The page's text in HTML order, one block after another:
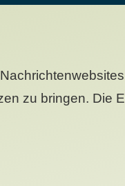
zu bringen. Die